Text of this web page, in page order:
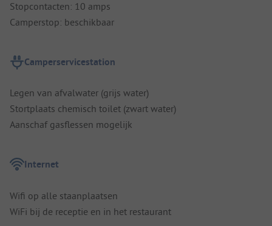
Stopcontacten: 10 amps
Camperstop: beschikbaar
Camperservicestation
Legen van afvalwater (grijs water)
Stortplaats chemisch toilet (zwart water)
Aanschaf gasflessen mogelijk
Internet
Wifi op alle staanplaatsen
WiFi bij de receptie en in het restaurant